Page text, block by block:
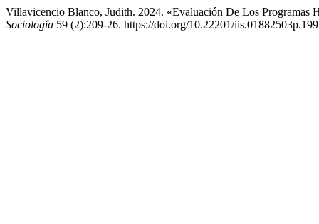
Villavicencio Blanco, Judith. 2024. «Evaluación De Los Programas
Sociología 59 (2):209-26. https://doi.org/10.22201/